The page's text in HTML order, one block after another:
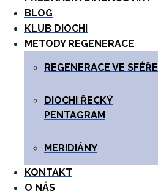
BLOG
KLUB DIOCHI
METODY REGENERACE
REGENERACE VE SFÉŘE
DIOCHI ŘECKÝ
PENTAGRAM
MERIDIÁNY
KONTAKT
O NÁS